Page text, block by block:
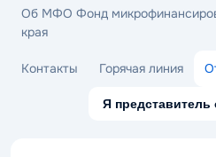
Об МФО Фонд
края
Контакты Горячая линия
Я представитель